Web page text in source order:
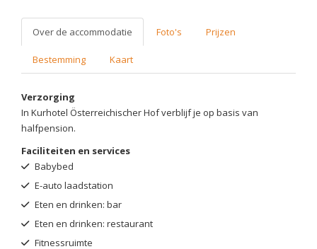
Over de accommodatie Foto's Prijzen
Bestemming Kaart
Verzorging
In Kurhotel Österreichischer Hof verblijf je op basis van
halfpension.
Faciliteiten en services
Babybed
E-auto laadstation
Eten en drinken: bar
Eten en drinken: restaurant
Fitnessruimte